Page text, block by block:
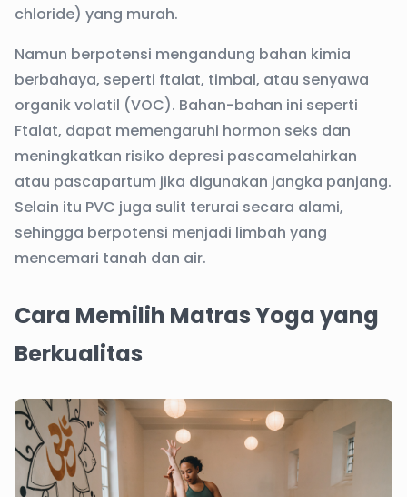
chloride) yang murah.
Namun berpotensi mengandung bahan kimia
berbahaya, seperti ftalat, timbal, atau senyawa
organik volatil (VOC). Bahan-bahan ini seperti
Ftalat, dapat memengaruhi hormon seks dan
meningkatkan risiko depresi pascamelahirkan
atau pascapartum jika digunakan jangka panjang.
Selain itu PVC juga sulit terurai secara alami,
sehingga berpotensi menjadi limbah yang
mencemari tanah dan air.
Cara Memilih Matras Yoga yang
Berkualitas